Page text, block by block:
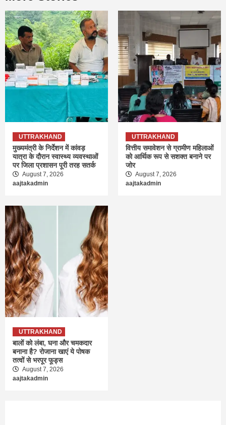
UTTRAKHAND
मुख्यमंत्री के निर्देशन में कांवड़
यात्रा के दौरान स्वास्थ्य व्यवस्थाओं
पर जिला प्रशासन पूरी तरह सतर्क
August 7, 2026
aajtakadmin
UTTRAKHAND
वित्तीय समावेशन से ग्रामीण महिलाओं
को आर्थिक रूप से सशक्त बनाने पर
जोर
August 7, 2026
aajtakadmin
UTTRAKHAND
बालों को लंबा, घना और चमकदार
बनाना है? रोजाना खाएं ये पोषक
तत्वों से भरपूर फूड्स
August 7, 2026
aajtakadmin